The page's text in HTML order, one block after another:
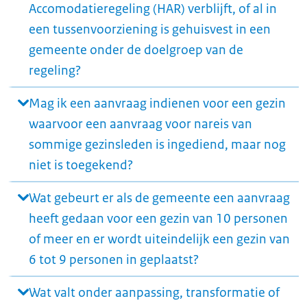
Accomodatieregeling (HAR) verblijft, of al in
een tussenvoorziening is gehuisvest in een
gemeente onder de doelgroep van de
regeling?
Mag ik een aanvraag indienen voor een gezin
waarvoor een aanvraag voor nareis van
sommige gezinsleden is ingediend, maar nog
niet is toegekend?
Wat gebeurt er als de gemeente een aanvraag
heeft gedaan voor een gezin van 10 personen
of meer en er wordt uiteindelijk een gezin van
6 tot 9 personen in geplaatst?
Wat valt onder aanpassing, transformatie of